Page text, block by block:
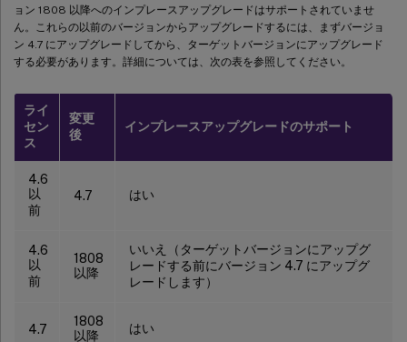
ョン 1808 以降へのインプレースアップグレードはサポートされていませ
ん。これらの以前のバージョンからアップグレードするには、まずバージョ
ン 4.7 にアップグレードしてから、ターゲットバージョンにアップグレード
する必要があります。詳細については、次の表を参照してください。
ライ
セン
ス
変更
後
インプレースアップグレードのサポート
4.6
以
前
4.7 はい
4.6
以
前
1808
以降
いいえ（ターゲットバージョンにアップグ
レードする前にバージョン 4.7 にアップグ
レードします）
4.7
1808
以降
はい